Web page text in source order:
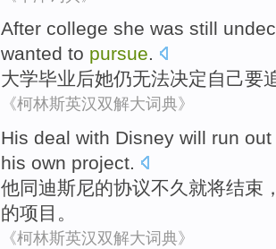
After college she was still
wanted to pursue.
大学毕业后她仍无法决定 自己要
《柯林斯英汉双解大词典》
His deal with Disney will run out
his own project.
他同迪斯尼的协议不久就将结束
的项目 。
《柯林斯英汉双解大词典》